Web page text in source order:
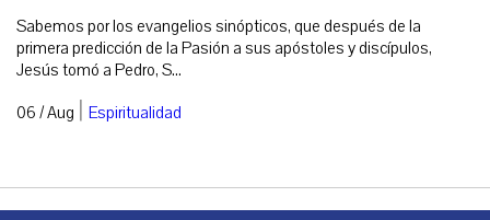
Sabemos por los evangelios sinópticos, que después de la
primera predicción de la Pasión a sus apóstoles y discípulos,
Jesús tomó a Pedro, S...
06 / Aug | Espiritualidad